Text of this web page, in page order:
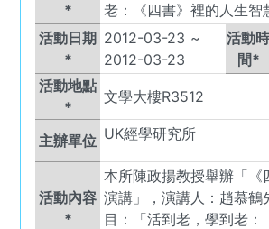
*
老：《四書》裡的人生智
活動日期
*
2012-03-23 ~
2012-03-23
活動
間*
活動地點
*
文學大樓R3512
主辦單位 UK經學研究所
活動內容
*
本所陳政揚教授舉辦「《
演講」，演講人：趙慕鶴
目：「活到老，學到老：